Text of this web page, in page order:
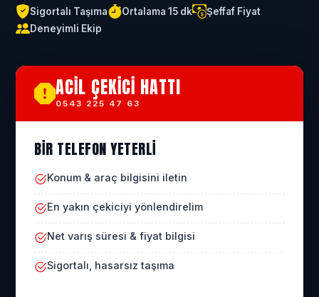
Sigortalı Taşıma Ortalama 15 dk
Şeffaf Fiyat
Deneyimli Ekip
ACIL ÇEKICI HATTI
0543 225 47 63
BIR TELEFON YETERLI
Konum & araç bilgisini iletin
En yakın çekiciyi yönlendirelim
Net varış süresi & fiyat bilgisi
Sigortalı, hasarsız taşıma